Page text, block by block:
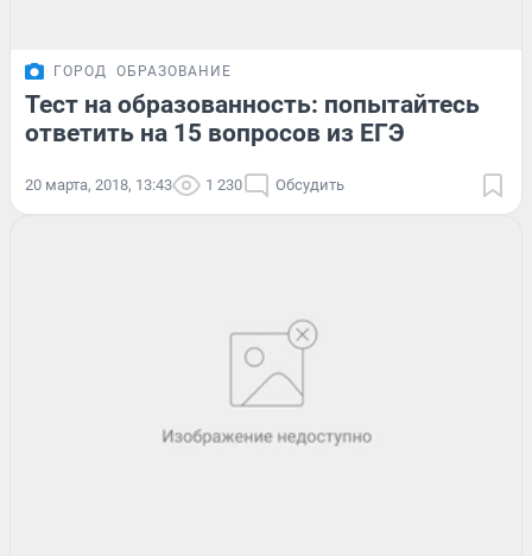
ГОРОД ОБРАЗОВАНИЕ
Тест на образованность: попытайтесь
ответить на 15 вопросов из ЕГЭ
20 марта, 2018, 13:43 1 230 Обсудить